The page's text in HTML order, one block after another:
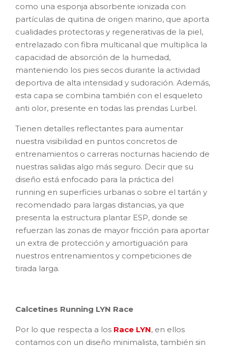
como una esponja absorbente ionizada con
partículas de quitina de origen marino, que aporta
cualidades protectoras y regenerativas de la piel,
entrelazado con fibra multicanal que multiplica la
capacidad de absorción de la humedad,
manteniendo los pies secos durante la actividad
deportiva de alta intensidad y sudoración. Además,
esta capa se combina también con el esqueleto
anti olor, presente en todas las prendas Lurbel.
Tienen detalles reflectantes para aumentar
nuestra visibilidad en puntos concretos de
entrenamientos o carreras nocturnas haciendo de
nuestras salidas algo más seguro. Decir que su
diseño está enfocado para la práctica del
running en superficies urbanas o sobre el tartán y
recomendado para largas distancias, ya que
presenta la estructura plantar ESP, donde se
refuerzan las zonas de mayor fricción para aportar
un extra de protección y amortiguación para
nuestros entrenamientos y competiciones de
tirada larga.
Calcetines Running LYN Race
Por lo que respecta a los Race LYN, en ellos
contamos con un diseño minimalista, también sin